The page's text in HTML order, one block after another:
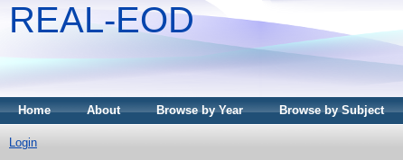
REAL-EOD
Home About Browse by Year Browse by Subject
Login